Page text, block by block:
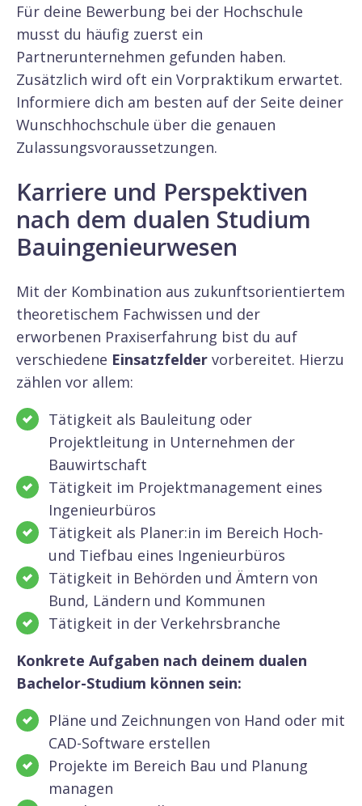
Für deine Bewerbung bei der Hochschule
musst du häufig zuerst ein
Partnerunternehmen gefunden haben.
Zusätzlich wird oft ein Vorpraktikum erwartet.
Informiere dich am besten auf der Seite deiner
Wunschhochschule über die genauen
Zulassungsvoraussetzungen.
Karriere und Perspektiven
nach dem dualen Studium
Bauingenieurwesen
Mit der Kombination aus zukunftsorientiertem
theoretischem Fachwissen und der
erworbenen Praxiserfahrung bist du auf
verschiedene Einsatzfelder vorbereitet. Hierzu
zählen vor allem:
Tätigkeit als Bauleitung oder
Projektleitung in Unternehmen der
Bauwirtschaft
Tätigkeit im Projektmanagement eines
Ingenieurbüros
Tätigkeit als Planer:in im Bereich Hoch-
und Tiefbau eines Ingenieurbüros
Tätigkeit in Behörden und Ämtern von
Bund, Ländern und Kommunen
Tätigkeit in der Verkehrsbranche
Konkrete Aufgaben nach deinem dualen
Bachelor-Studium können sein:
Pläne und Zeichnungen von Hand oder mit
CAD-Software erstellen
Projekte im Bereich Bau und Planung
managen